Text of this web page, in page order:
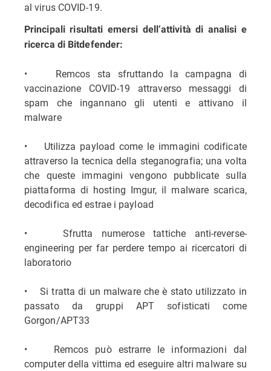
al virus COVID-19.
Principali risultati emersi dell’attività di analisi e
ricerca di Bitdefender:
• Remcos sta sfruttando la campagna di
vaccinazione COVID-19 attraverso messaggi di
spam che ingannano gli utenti e attivano il
malware
• Utilizza payload come le immagini codificate
attraverso la tecnica della steganografia; una volta
che queste immagini vengono pubblicate sulla
piattaforma di hosting Imgur, il malware scarica,
decodifica ed estrae i payload
• Sfrutta numerose tattiche anti-reverse-
engineering per far perdere tempo ai ricercatori di
laboratorio
• Si tratta di un malware che è stato utilizzato in
passato da gruppi APT sofisticati come
Gorgon/APT33
• Remcos può estrarre le informazioni dal
computer della vittima ed eseguire altri malware su